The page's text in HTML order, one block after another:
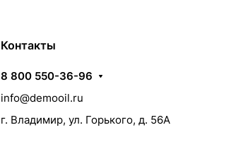
Контакты
8 800 550-36-96
info@demooil.ru
г. Владимир, ул. Горького, д. 56А